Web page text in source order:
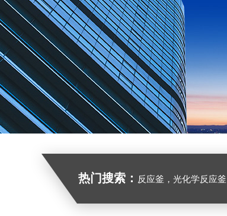
热门搜索： 反应釜，光化学反应